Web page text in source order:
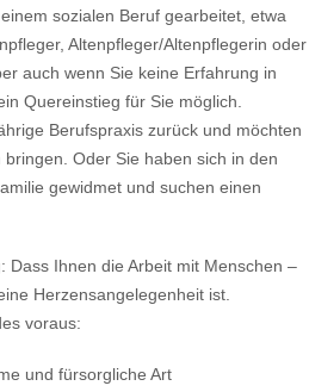
sozialen Beruf gearbeitet, etwa
Altenpfleger/Altenpflegerin oder
auch wenn Sie keine Erfahrung in
Quereinstieg für Sie möglich.
Berufspraxis zurück und möchten
Oder Sie haben sich in den
gewidmet und suchen einen
Dass Ihnen die Arbeit mit Menschen –
Herzensangelegenheit ist.
voraus:
und fürsorgliche Art